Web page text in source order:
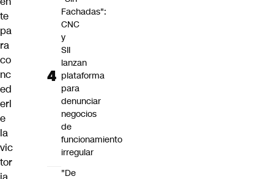
te
pa
ra
co
nc
ed
erl
e
la
vic
tor
Fachadas":
CNC
y
SII
lanzan
plataforma
para
denunciar
negocios
de
funcionamiento
irregular
"De